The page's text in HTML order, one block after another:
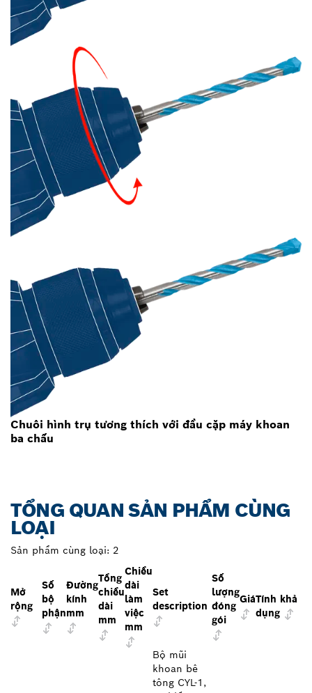
Chuôi hình trụ tương thích với đầu cặp máy khoan
ba chấu
TỔNG QUAN SẢN PHẨM CÙNG
LOẠI
Sản phẩm cùng loại: 2
Mở
rộng
Số
bộ
phận
Đường
kính
mm
Tổng
chiều
dài
mm
Chiều
dài
làm
việc
mm
Set
description
Số
lượng
đóng
gói
GiáTính khả
dụng
Bộ mũi
khoan bê
tông CYL-1,